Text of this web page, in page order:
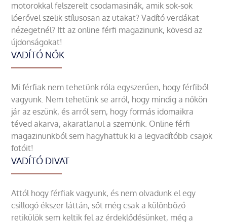
motorokkal felszerelt csodamasinák, amik sok-sok
lóerővel szelik stílusosan az utakat? Vadító verdákat
nézegetnél? Itt az online férfi magazinunk, kövesd az
újdonságokat!
VADÍTÓ NŐK
Mi férfiak nem tehetünk róla egyszerűen, hogy férfiből
vagyunk. Nem tehetünk se arról, hogy mindig a nőkön
jár az eszünk, és arról sem, hogy formás idomaikra
téved akarva, akaratlanul a szemünk. Online férfi
magazinunkból sem hagyhattuk ki a legvadítóbb csajok
fotóit!
VADÍTÓ DIVAT
Attól hogy férfiak vagyunk, és nem olvadunk el egy
csillogó ékszer láttán, sőt még csak a különböző
retikülök sem keltik fel az érdeklődésünket, még a